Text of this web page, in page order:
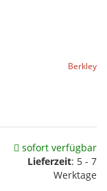
Berkley
sofort verfügbar
Lieferzeit: 5 - 7
Werktage